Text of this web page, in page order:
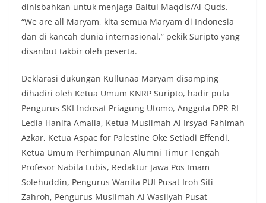
dinisbahkan untuk menjaga Baitul Maqdis/Al-Quds.
“We are all Maryam, kita semua Maryam di Indonesia
dan di kancah dunia internasional,” pekik Suripto yang
disanbut takbir oleh peserta.
Deklarasi dukungan Kullunaa Maryam disamping
dihadiri oleh Ketua Umum KNRP Suripto, hadir pula
Pengurus SKI Indosat Priagung Utomo, Anggota DPR RI
Ledia Hanifa Amalia, Ketua Muslimah Al Irsyad Fahimah
Azkar, Ketua Aspac for Palestine Oke Setiadi Effendi,
Ketua Umum Perhimpunan Alumni Timur Tengah
Profesor Nabila Lubis, Redaktur Jawa Pos Imam
Solehuddin, Pengurus Wanita PUI Pusat Iroh Siti
Zahroh, Pengurus Muslimah Al Wasliyah Pusat